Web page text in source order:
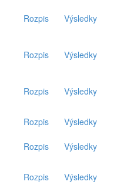
Rozpis Výsledky
Rozpis Výsledky
Rozpis Výsledky
Rozpis Výsledky
Rozpis Výsledky
Rozpis Výsledky